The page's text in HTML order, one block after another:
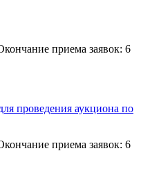
приема заявок: 6
проведения аукциона по
приема заявок: 6